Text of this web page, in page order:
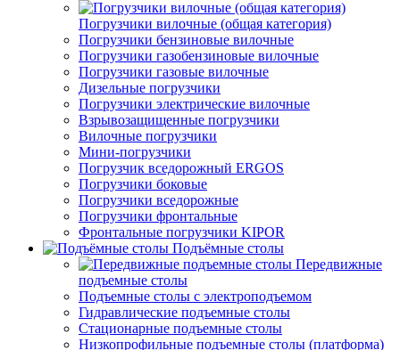
Погрузчики вилочные (общая категория)
Погрузчики бензиновые вилочные
Погрузчики газобензиновые вилочные
Погрузчики газовые вилочные
Дизельные погрузчики
Погрузчики электрические вилочные
Взрывозащищенные погрузчики
Вилочные погрузчики
Мини-погрузчики
Погрузчик вседорожный ERGOS
Погрузчики боковые
Погрузчики вседорожные
Погрузчики фронтальные
Фронтальные погрузчики KIPOR
Подъёмные столы
Передвижные
подъемные столы
Подъемные столы с электроподъемом
Гидравлические подъемные столы
Стационарные подъемные столы
Низкопрофильные подъемные столы (платформа)